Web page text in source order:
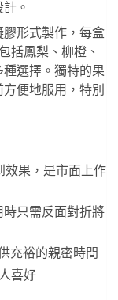
。
膠形式製作，每盒
括鳳梨、柳橙、
選擇。獨特的果
便地服用，特別
效果，是市面上作
時只需反面對折將
充裕的親密時間
喜好